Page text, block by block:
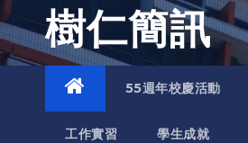
樹 仁 簡 訊
55週年校慶活動
工作實習 學生成就